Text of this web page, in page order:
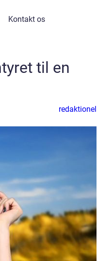
Kontakt os
til en
redaktionel